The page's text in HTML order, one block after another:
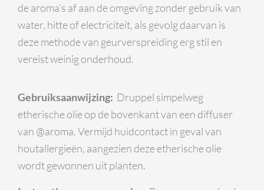
de aroma’s af aan de omgeving zonder gebruik van
water, hitte of electriciteit, als gevolg daarvan is
deze methode van geurverspreiding erg stil en
vereist weinig onderhoud.
Gebruiksaanwijzing: Druppel simpelweg
etherische olie op de bovenkant van een diffuser
van @aroma. Vermijd huidcontact in geval van
houtallergieën, aangezien deze etherische olie
wordt gewonnen uit planten.